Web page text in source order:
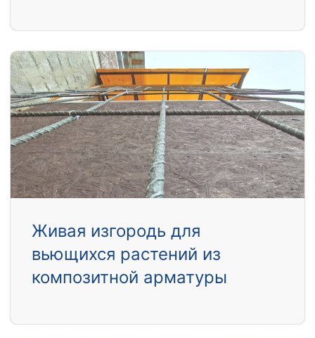
Живая изгородь для
вьющихся растений из
композитной арматуры